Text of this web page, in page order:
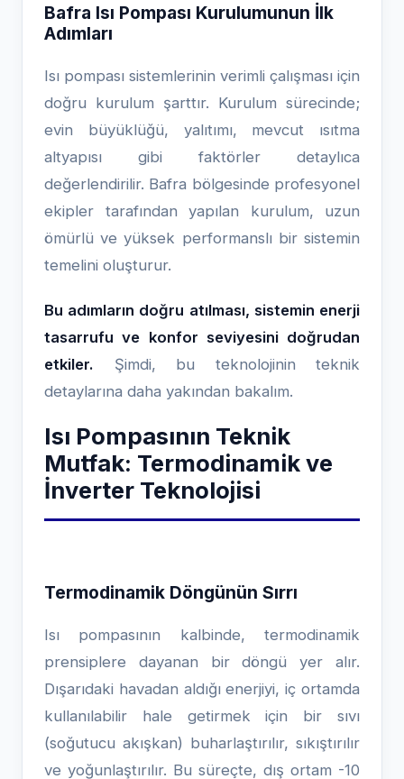
Bafra Isı Pompası Kurulumunun İlk
Adımları
Isı pompası sistemlerinin verimli çalışması için
doğru kurulum şarttır. Kurulum sürecinde;
evin büyüklüğü, yalıtımı, mevcut ısıtma
altyapısı gibi faktörler detaylıca
değerlendirilir. Bafra bölgesinde profesyonel
ekipler tarafından yapılan kurulum, uzun
ömürlü ve yüksek performanslı bir sistemin
temelini oluşturur.
Bu adımların doğru atılması, sistemin enerji
tasarrufu ve konfor seviyesini doğrudan
etkiler. Şimdi, bu teknolojinin teknik
detaylarına daha yakından bakalım.
Isı Pompasının Teknik
Mutfak: Termodinamik ve
İnverter Teknolojisi
Termodinamik Döngünün Sırrı
Isı pompasının kalbinde, termodinamik
prensiplere dayanan bir döngü yer alır.
Dışarıdaki havadan aldığı enerjiyi, iç ortamda
kullanılabilir hale getirmek için bir sıvı
(soğutucu akışkan) buharlaştırılır, sıkıştırılır
ve yoğunlaştırılır. Bu süreçte, dış ortam -10